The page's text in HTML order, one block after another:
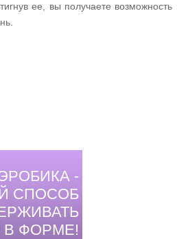
ее, вы получаете
-
СПОСОБ
В ФОРМЕ!